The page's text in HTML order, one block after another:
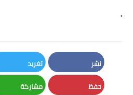
*
نشر
Facebook
تغريد
Twitter
حفظ مشاركة